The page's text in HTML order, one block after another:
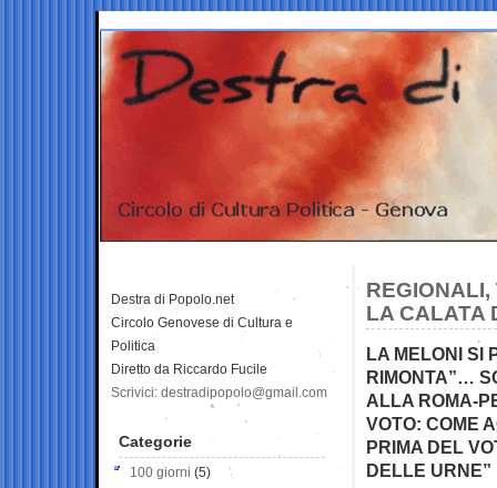
REGIONALI,
LA CALATA
LA MELONI SI
RIMONTA”…
ALLA ROMA-
VOTO: COME
PRIMA DEL
DELLE URNE”
Destra di Popolo.net
Circolo Genovese di Cultura e
Politica
Diretto da Riccardo Fucile
Scrivici: destradipopolo@gmail.com
Categorie
100 giorni (5)